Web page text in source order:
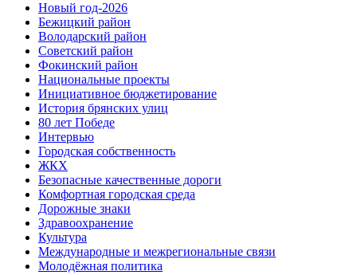
Новый год-2026
Бежицкий район
Володарский район
Советский район
Фокинский район
Национальные проекты
Инициативное бюджетирование
История брянских улиц
80 лет Победе
Интервью
Городская собственность
ЖКХ
Безопасные качественные дороги
Комфортная городская среда
Дорожные знаки
Здравоохранение
Культура
Международные и межрегиональные связи
Молодёжная политика